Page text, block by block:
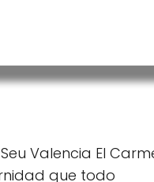
Valencia El
que todo